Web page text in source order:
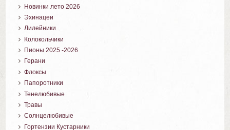
Новинки лето 2026
Эхинацеи
Лилейники
Колокольчики
Пионы 2025 -2026
Герани
Флоксы
Папоротники
Тенелюбивые
Травы
Солнцелюбивые
Гортензии Кустарники